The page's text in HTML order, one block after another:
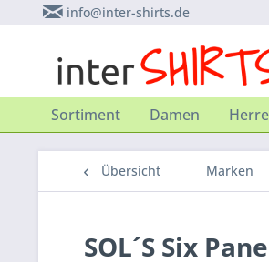
info@inter-shirts.de
Sortiment Damen
Übersicht Marken
SOL´S Six